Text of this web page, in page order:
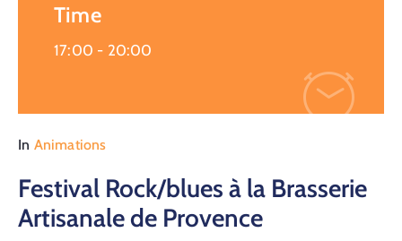
Time
17:00 - 20:00
In Animations
Festival Rock/blues à la Brasserie
Artisanale de Provence